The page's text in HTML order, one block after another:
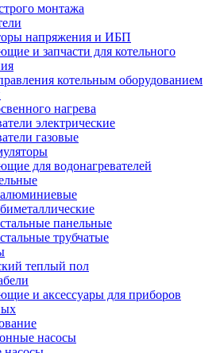
монтажа
напряжения и ИБП
и запчасти для котельного
котельным оборудованием
нагрева
электрические
газовые
для водонагревателей
панельные
трубчатые
теплый пол
и аксессуары для приборов
насосы